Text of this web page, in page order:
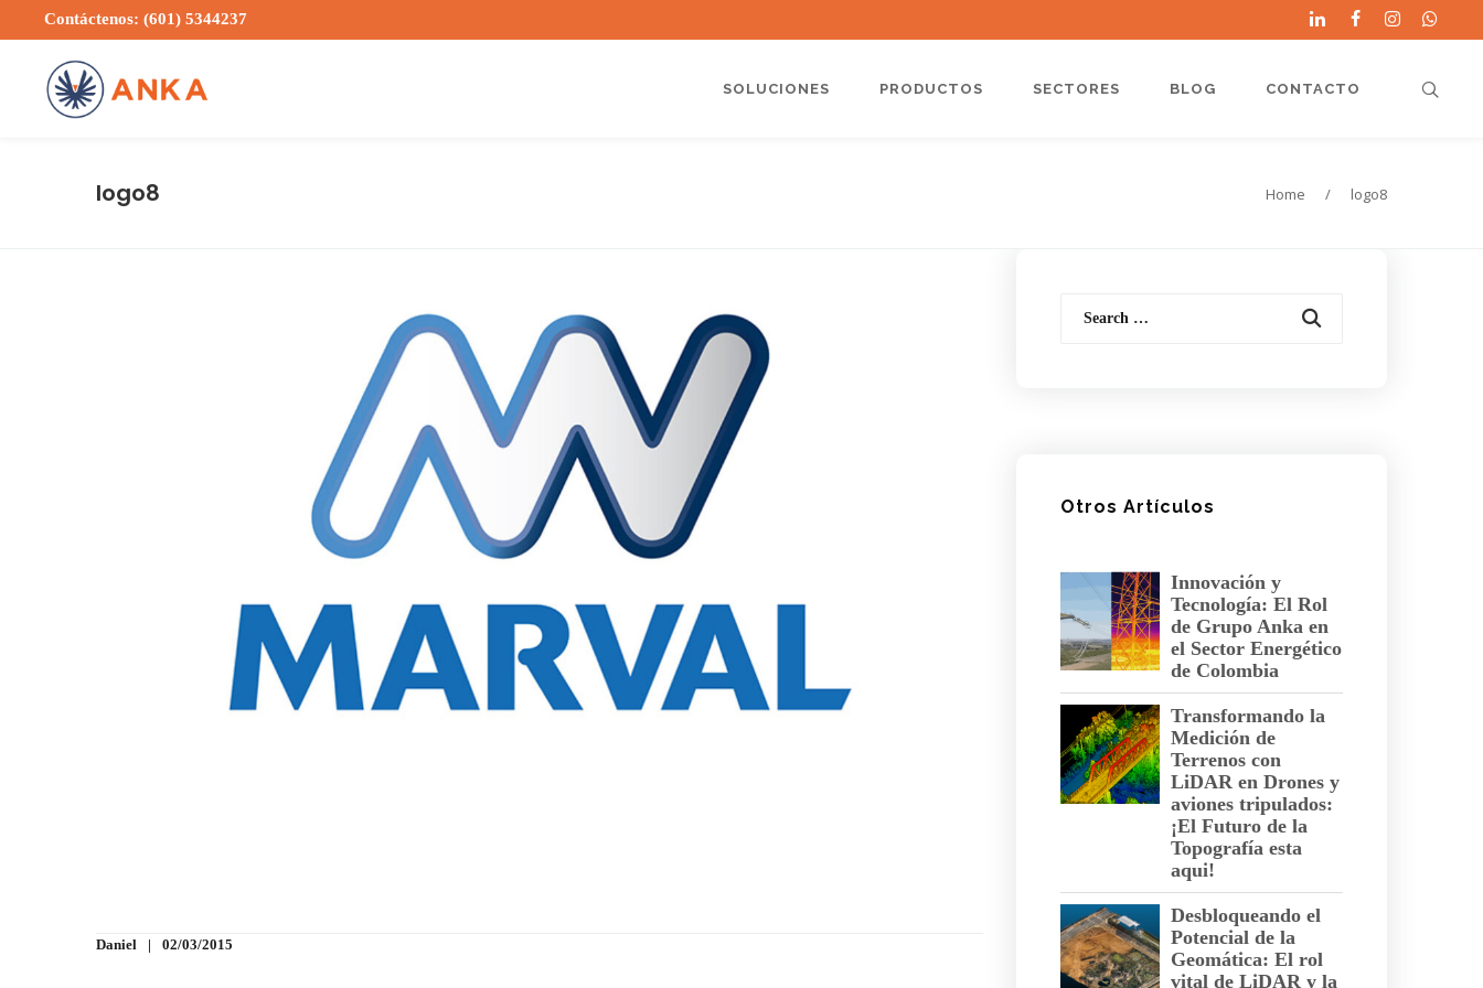
Contáctenos: (601) 5344237
SOLUCIONES PRODUCTOS SECTORES BLOG CONTACTO
logo8 Home / logo8
Daniel 02/03/2015
for:
Otros Artículos
Innovación y
Tecnología: El Rol
de Grupo Anka en
el Sector Energético
de Colombia
Transformando la
Medición de
Terrenos con
LiDAR en Drones y
aviones tripulados:
¡El Futuro de la
Topografía esta
aqui!
Desbloqueando el
Potencial de la
Geomática: El rol
vital de LiDAR y la